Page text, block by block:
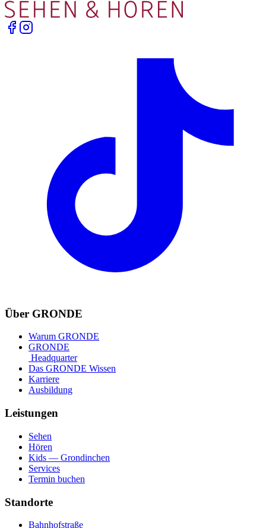
Über GRONDE
Warum GRONDE
GRONDE
Headquarter
Das GRONDE Wissen
Karriere
Ausbildung
Leistungen
Sehen
Hören
Kids — Grondinchen
Services
Termin buchen
Standorte
Bahnhofstraße